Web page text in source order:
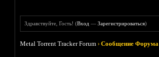
Здравствуйте, Гость! (Вход —Зарегистрироваться)
Metal Torrent Tracker Forum ›Сообщение Форума